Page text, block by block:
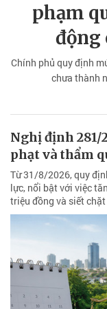
phạm
động
Chính phủ quy định
chưa thành
Nghị định 281/
phạt và thẩm
Từ 31/8/2026, quy
lực, nổi bật với việc
triệu đồng và siết